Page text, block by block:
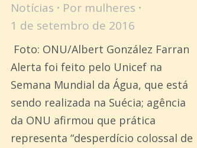
Notícias Por mulheres
1 de setembro de 2016
Foto: ONU/Albert González Farran
Alerta foi feito pelo Unicef na
Semana Mundial da Água, que está
sendo realizada na Suécia; agência
da ONU afirmou que prática
representa “desperdício colossal de